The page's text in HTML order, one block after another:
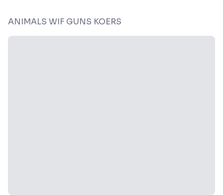
ANIMALS WIF GUNS KOERS